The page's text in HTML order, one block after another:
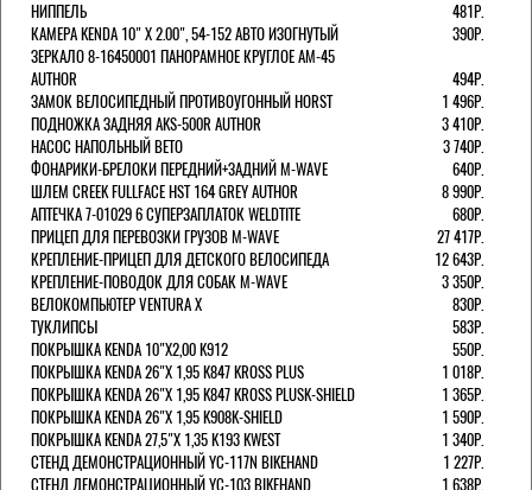
НИППЕЛЬ
481Р.
КАМЕРА KENDA 10" Х 2.00", 54-152 АВТО ИЗОГНУТЫЙ
390Р.
ЗЕРКАЛО 8-16450001 ПАНОРАМНОЕ КРУГЛОЕ AM-45
AUTHOR
494Р.
ЗАМОК ВЕЛОСИПЕДНЫЙ ПРОТИВОУГОННЫЙ HORST
1 496Р.
ПОДНОЖКА ЗАДНЯЯ AKS-500R AUTHOR
3 410Р.
НАСОС НАПОЛЬНЫЙ BETO
3 740Р.
ФОНАРИКИ-БРЕЛОКИ ПЕРЕДНИЙ+ЗАДНИЙ M-WAVE
640Р.
ШЛЕМ CREEK FULLFACE HST 164 GREY AUTHOR
8 990Р.
АПТЕЧКА 7-01029 6 СУПЕРЗАПЛАТОК WELDTITE
680Р.
ПРИЦЕП ДЛЯ ПЕРЕВОЗКИ ГРУЗОВ M-WAVE
27 417Р.
КРЕПЛЕНИЕ-ПРИЦЕП ДЛЯ ДЕТСКОГО ВЕЛОСИПЕДА
12 643Р.
КРЕПЛЕНИЕ-ПОВОДОК ДЛЯ СОБАК M-WAVE
3 350Р.
ВЕЛОКОМПЬЮТЕР VENTURA Х
830Р.
ТУКЛИПСЫ
583Р.
ПОКРЫШКА KENDA 10"Х2,00 K912
550Р.
ПОКРЫШКА KENDA 26"Х 1,95 K847 KROSS PLUS
1 018Р.
ПОКРЫШКА KENDA 26"Х 1,95 K847 KROSS PLUSK-SHIELD
1 365Р.
ПОКРЫШКА KENDA 26"Х 1,95 K908K-SHIELD
1 590Р.
ПОКРЫШКА KENDA 27,5"Х 1,35 K193 KWEST
1 340Р.
СТЕНД ДЕМОНСТРАЦИОННЫЙ YC-117N BIKEHAND
1 227Р.
СТЕНД ДЕМОНСТРАЦИОННЫЙ YC-103 BIKEHAND
1 638Р.